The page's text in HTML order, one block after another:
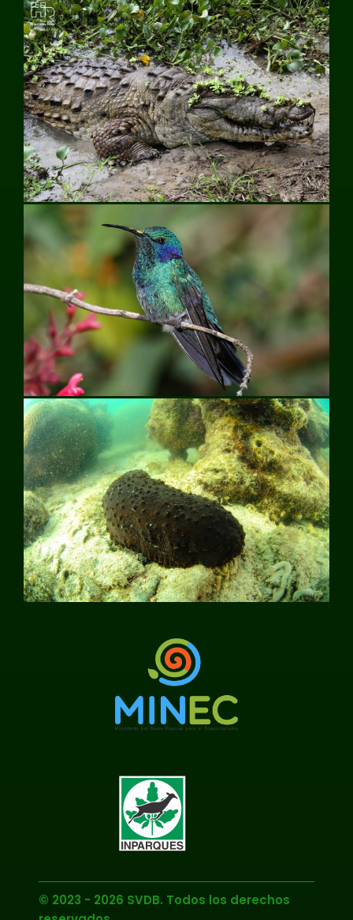
© 2023 - 2026 SVDB. Todos los derechos